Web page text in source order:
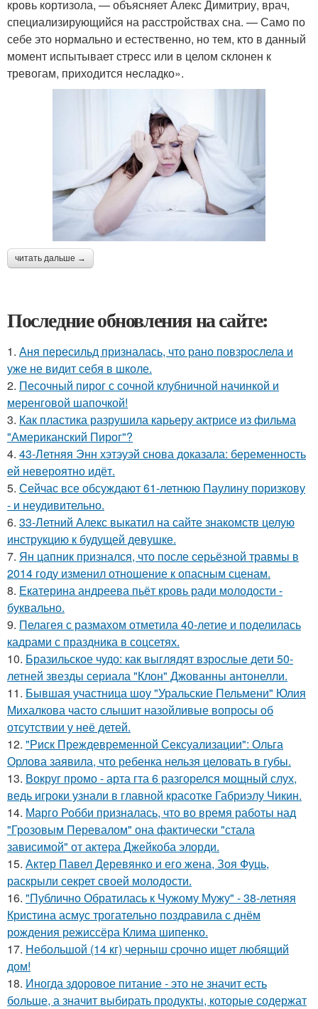
кровь кортизола, — объясняет Алекс Димитриу, врач,
специализирующийся на расстройствах сна. — Само по
себе это нормально и естественно, но тем, кто в данный
момент испытывает стресс или в целом склонен к
тревогам, приходится несладко».
читать дальше →
Последние обновления на сайте:
1. Аня пересильд призналась, что рано повзрослела и
уже не видит себя в школе.
2. Песочный пирог с сочной клубничной начинкой и
меренговой шапочкой!
3. Как пластика разрушила карьеру актрисе из фильма
"Американский Пирог"?
4. 43-Летняя Энн хэтэуэй снова доказала: беременность
ей невероятно идёт.
5. Сейчас все обсуждают 61-летнюю Паулину поризкову
- и неудивительно.
6. 33-Летний Алекс выкатил на сайте знакомств целую
инструкцию к будущей девушке.
7. Ян цапник признался, что после серьёзной травмы в
2014 году изменил отношение к опасным сценам.
8. Екатерина андреева пьёт кровь ради молодости -
буквально.
9. Пелагея с размахом отметила 40-летие и поделилась
кадрами с праздника в соцсетях.
10. Бразильское чудо: как выглядят взрослые дети 50-
летней звезды сериала "Клон" Джованны антонелли.
11. Бывшая участница шоу "Уральские Пельмени" Юлия
Михалкова часто слышит назойливые вопросы об
отсутствии у неё детей.
12. "Риск Преждевременной Сексуализации": Ольга
Орлова заявила, что ребенка нельзя целовать в губы.
13. Вокруг промо - арта гта 6 разгорелся мощный слух,
ведь игроки узнали в главной красотке Габриэлу Чикин.
14. Марго Робби призналась, что во время работы над
"Грозовым Перевалом" она фактически "стала
зависимой" от актера Джейкоба элорди.
15. Актер Павел Деревянко и его жена, Зоя Фуць,
раскрыли секрет своей молодости.
16. "Публично Обратилась к Чужому Мужу" - 38-летняя
Кристина асмус трогательно поздравила с днём
рождения режиссёра Клима шипенко.
17. Небольшой (14 кг) черныш срочно ищет любящий
дом!
18. Иногда здоровое питание - это не значит есть
больше, а значит выбирать продукты, которые содержат